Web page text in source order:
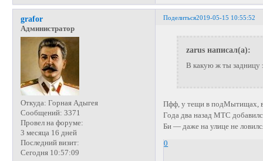
Поделиться2019-05-15 10:55:52
grafor
Администратор
Откуда: Горная Адыгея
Сообщений: 3371
Провел на форуме:
3 месяца 16 дней
Последний визит:
Сегодня 10:57:09
zarus написал(а):
В какую ж ты задницу
Пфф, у тещи в подМытищах,
Года два назад МТС
Би — даже на улице не
0